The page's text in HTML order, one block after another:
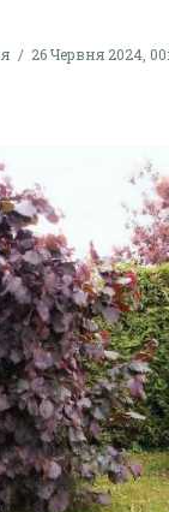
26 Червня 2024,